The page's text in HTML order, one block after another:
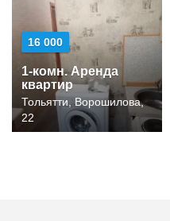
16 000
1-комн. Аренда
квартир
Тольятти, Ворошилова,
22